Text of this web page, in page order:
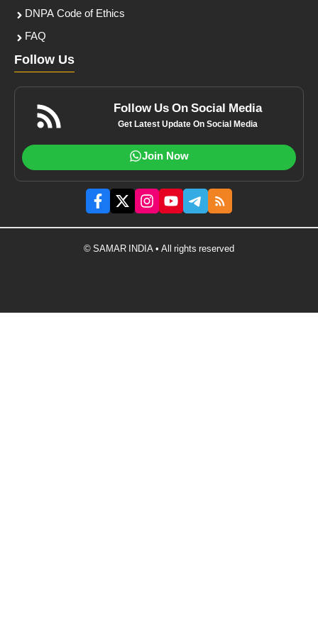
DNPA Code of Ethics
FAQ
Follow Us
Follow Us On Social Media
Get Latest Update On Social Media
Join Now
© SAMAR INDIA • All rights reserved